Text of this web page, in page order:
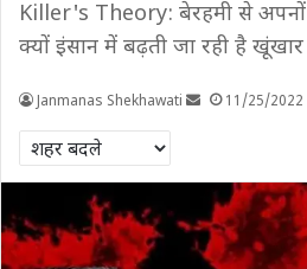
Killer's Theory: बेरहमी से
क्यों इंसान में बढ़ती जा रही है खूंखार
Janmanas Shekhawati 11/25/2022